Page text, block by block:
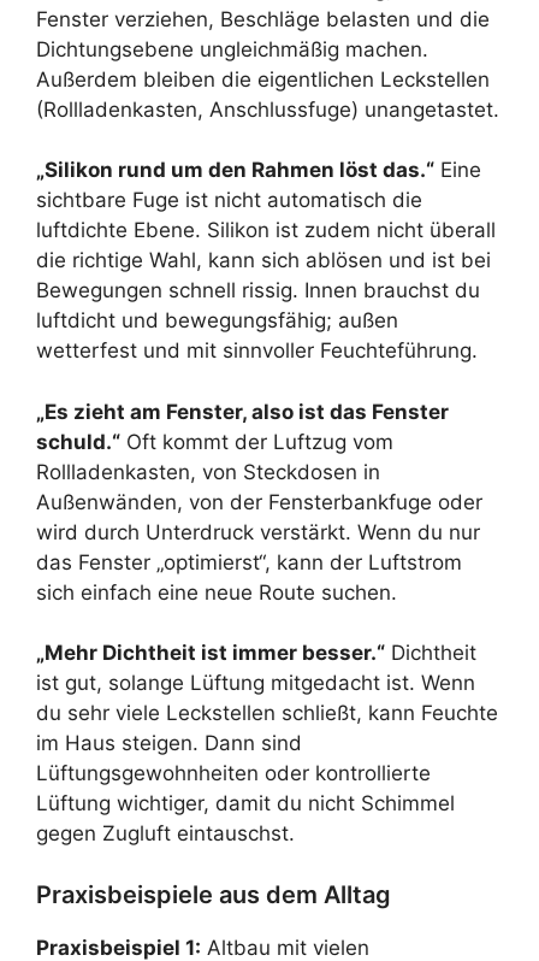
Fenster verziehen, Beschläge belasten und die
Dichtungsebene ungleichmäßig machen.
Außerdem bleiben die eigentlichen Leckstellen
(Rollladenkasten, Anschlussfuge) unangetastet.
„Silikon rund um den Rahmen löst das.“ Eine
sichtbare Fuge ist nicht automatisch die
luftdichte Ebene. Silikon ist zudem nicht überall
die richtige Wahl, kann sich ablösen und ist bei
Bewegungen schnell rissig. Innen brauchst du
luftdicht und bewegungsfähig; außen
wetterfest und mit sinnvoller Feuchteführung.
„Es zieht am Fenster, also ist das Fenster
schuld.“ Oft kommt der Luftzug vom
Rollladenkasten, von Steckdosen in
Außenwänden, von der Fensterbankfuge oder
wird durch Unterdruck verstärkt. Wenn du nur
das Fenster „optimierst“, kann der Luftstrom
sich einfach eine neue Route suchen.
„Mehr Dichtheit ist immer besser.“ Dichtheit
ist gut, solange Lüftung mitgedacht ist. Wenn
du sehr viele Leckstellen schließt, kann Feuchte
im Haus steigen. Dann sind
Lüftungsgewohnheiten oder kontrollierte
Lüftung wichtiger, damit du nicht Schimmel
gegen Zugluft eintauschst.
Praxisbeispiele aus dem Alltag
Praxisbeispiel 1: Altbau mit vielen